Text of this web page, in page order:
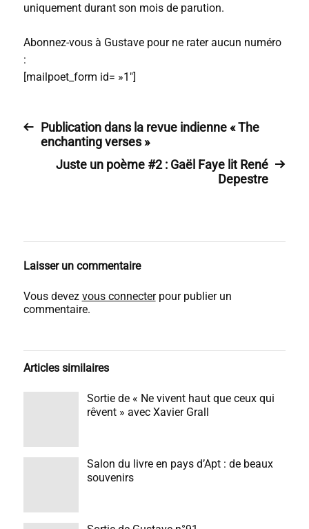
uniquement durant son mois de parution.
Abonnez-vous à Gustave pour ne rater aucun numéro
:
[mailpoet_form id= »1″]
Publication dans la revue indienne « The
enchanting verses »
Juste un poème #2 : Gaël Faye lit René
Depestre
Laisser un commentaire
Vous devez vous connecterpour publier un
commentaire.
Articles similaires
Sortie de « Ne vivent haut que ceux qui
rêvent » avec Xavier Grall
Salon du livre en pays d’Apt : de beaux
souvenirs